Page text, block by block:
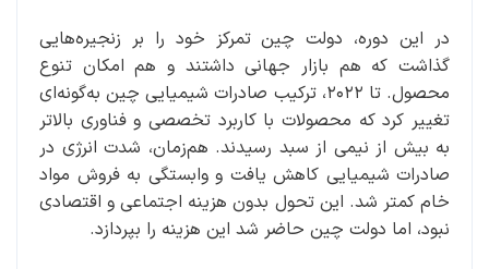
در این دوره، دولت چین تمرکز خود را بر زنجیره‌هایی
گذاشت که هم بازار جهانی داشتند و هم امکان تنوع
محصول. تا ۲۰۲۲، ترکیب صادرات شیمیایی چین به‌گونه‌ای
تغییر کرد که محصولات با کاربرد تخصصی و فناوری بالاتر
به بیش از نیمی از سبد رسیدند. هم‌زمان، شدت انرژی در
صادرات شیمیایی کاهش یافت و وابستگی به فروش مواد
خام کمتر شد. این تحول بدون هزینه اجتماعی و اقتصادی
نبود، اما دولت چین حاضر شد این هزینه را بپردازد.